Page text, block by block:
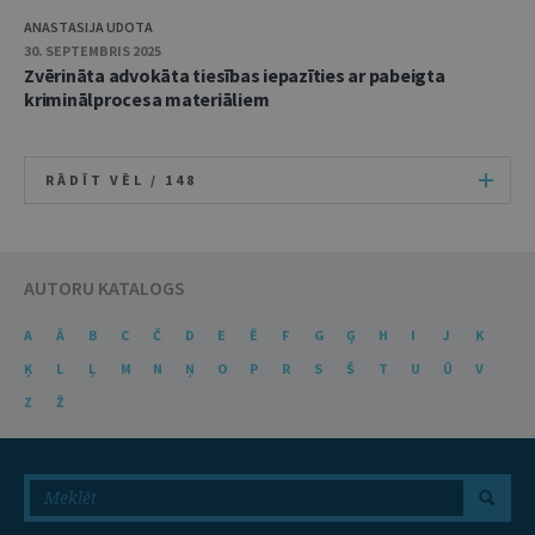
ANASTASIJA UDOTA
30. SEPTEMBRIS 2025
Zvērināta advokāta tiesības iepazīties ar pabeigta
kriminālprocesa materiāliem
RĀDĪT VĒL / 148
AUTORU KATALOGS
A Ā B C Č D E Ē F G Ģ H I J
K
Ķ
L Ļ M N Ņ O P R S Š T U Ū
V
Z
Ž